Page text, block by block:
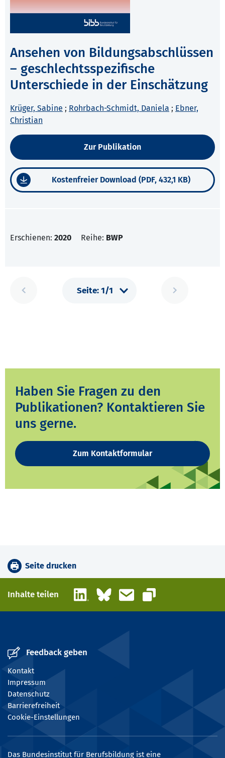
Ansehen von Bildungsabschlüssen
– geschlechtsspezifische
Unterschiede in der Einschätzung
Krüger, Sabine ; Rohrbach-Schmidt, Daniela ; Ebner,
Christian
Zur Publikation
Kostenfreier Download (PDF, 432,1 KB)
Erschienen: 2020 Reihe: BWP
Haben Sie Fragen zu den
Publikationen? Kontaktieren Sie
uns gerne.
Zum Kontaktformular
Seite drucken
Inhalte teilen LinkedInBlueskyE-Mail
Link kopieren
Feedback geben
Kontakt
Impressum
Datenschutz
Barrierefreiheit
Cookie-Einstellungen
Das Bundesinstitut für Berufsbildung ist eine